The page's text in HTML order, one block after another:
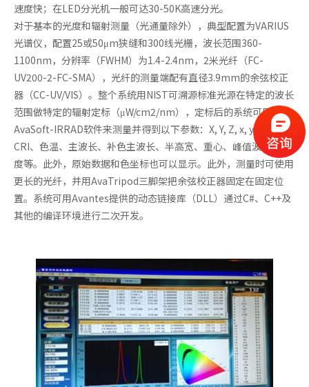
速度快；在LED分光机一般可达30-50K高速分光。
对于基本的光度和辐射测量（光通量除外），典型配置为VARIUS
光谱仪，配置25或50μm狭缝和300线光栅，波长范围360-
1100nm，分辨率（FWHM）为1.4-2.4nm，2米光纤（FC-
UV200-2-FC-SMA），光纤的测量端配有直径3.9mm的余弦校正
器（CC-UV/VIS）。整个系统用NIST可溯源标准光源在特定的波长
范围做特定的辐射定标（μW/cm2/nm），定标后的系统可用
AvaSoft-IRRAD软件来测量并得到以下参数：X, Y, Z, x, y, z, u, v,
CRI、色温、主波长、补色主波长、半高宽、重心、峰值波长、纯
度等。此外，原始数据和色坐标也可以显示。此外，测量时可使用
更长的光纤，并用AvaTripod三脚架把余弦校正器固定在固定位
置。系统可用Avantes提供的动态链接库（DLL）通过C#、C++及
其他的编译环境进行二次开发。